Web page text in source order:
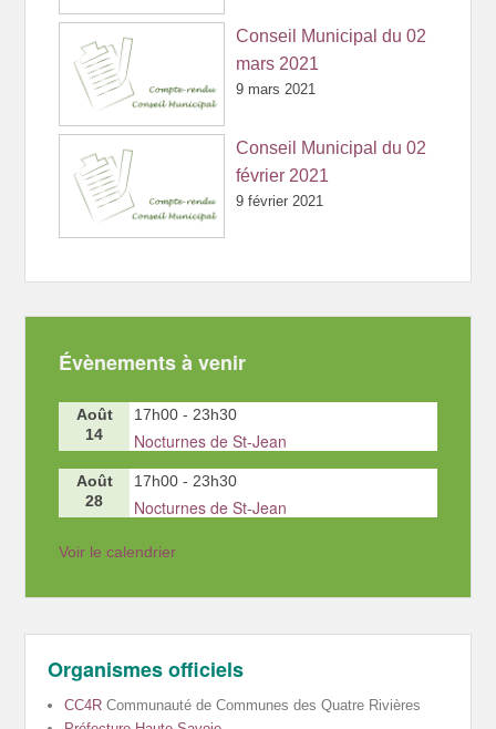
Conseil Municipal du 02
mars 2021
9 mars 2021
Conseil Municipal du 02
février 2021
9 février 2021
Évènements à venir
Août
14
17h00 - 23h30
Nocturnes de St-Jean
Août
28
17h00 - 23h30
Nocturnes de St-Jean
Voir le calendrier
Organismes officiels
CC4R Communauté de Communes des Quatre Rivières